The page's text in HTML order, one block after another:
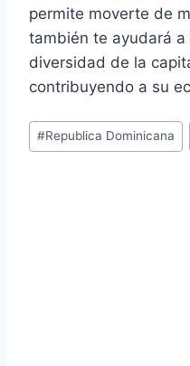
permite moverte de
también te ayudará
diversidad de la
contribuyendo a su
Post
Tags:
#Republica Dominicana